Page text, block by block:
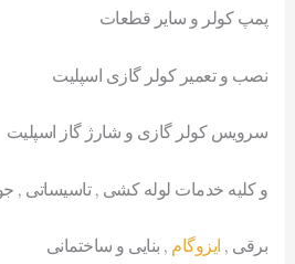
پمپ کولر و سایر قطعات
نصب و تعمیر کولر گازی اسپلیت
سرویس کولر گازی و شارژ گاز اسپلیت
و کلیه خدمات لوله کشی , تاسیساتی ,
برقی , ایزوگام , بنایی و ساختمانی